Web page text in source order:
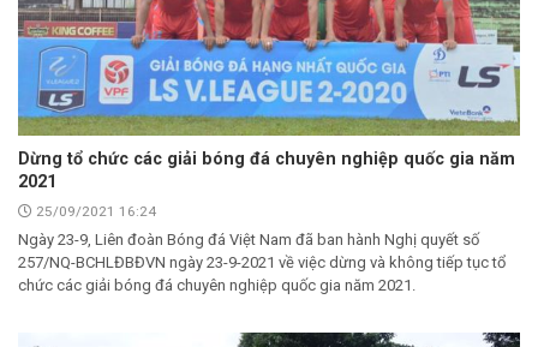
Dừng tổ chức các giải bóng đá chuyên nghiệp quốc gia năm
2021
25/09/2021 16:24
Ngày 23-9, Liên đoàn Bóng đá Việt Nam đã ban hành Nghị quyết số
257/NQ-BCHLĐBĐVN ngày 23-9-2021 về việc dừng và không tiếp tục tổ
chức các giải bóng đá chuyên nghiệp quốc gia năm 2021.